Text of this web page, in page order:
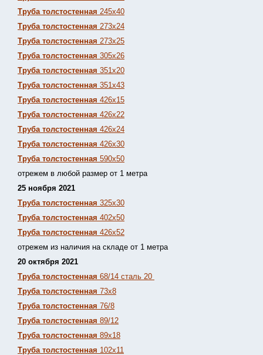
Труба толстостенная 245х40
Труба толстостенная 273х24
Труба толстостенная 273х25
Труба толстостенная 305х26
Труба толстостенная 351х20
Труба толстостенная 351х43
Труба толстостенная 426х15
Труба толстостенная 426х22
Труба толстостенная 426х24
Труба толстостенная 426х30
Труба толстостенная 590х50
отрежем в любой размер от 1 метра
25 ноября 2021
Труба толстостенная 325х30
Труба толстостенная 402х50
Труба толстостенная 426х52
отрежем из наличия на складе от 1 метра
20 октября 2021
Труба толстостенная 68/14 сталь 20
Труба толстостенная 73х8
Труба толстостенная 76/8
Труба толстостенная 89/12
Труба толстостенная 89х18
Труба толстостенная 102х11